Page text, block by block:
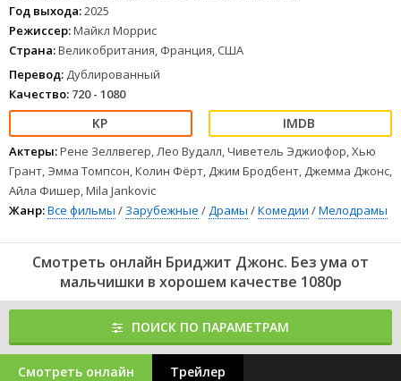
Год выхода:2025
Режиссер:Майкл Моррис
Страна:Великобритания, Франция, США
Перевод: Дублированный
Качество: 720 - 1080
Актеры:Рене Зеллвегер, Лео Вудалл, Чиветель Эджиофор, Хью
Грант, Эмма Томпсон, Колин Фёрт, Джим Бродбент, Джемма Джонс,
Айла Фишер, Mila Jankovic
Жанр:Все фильмы / Зарубежные /Драмы /Комедии /Мелодрамы
Смотреть онлайн Бриджит Джонс. Без ума от
мальчишки в хорошем качестве 1080p
ПОИСК ПО ПАРАМЕТРАМ
Смотреть онлайн Трейлер